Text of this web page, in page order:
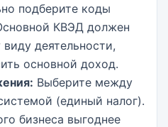
подберите коды
КВЭД должен
деятельности,
основной доход.
Выберите между
(единый налог).
бизнеса выгоднее